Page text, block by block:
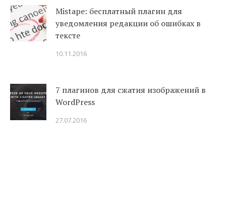
Mistape: бесплатный плагин для
уведомления редакции об ошибках в
тексте
10.11.2016
7 плагинов для сжатия изображений в
WordPress
27.07.2016